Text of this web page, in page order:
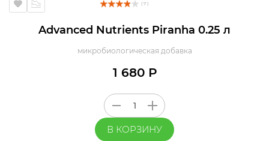
( 7 )
Advanced Nutrients Piranha 0.25 л
микробиологическая добавка
1 680 Р
В КОРЗИНУ